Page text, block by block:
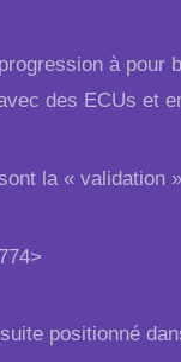
à pour
des ECUs et
la « validation
positionné